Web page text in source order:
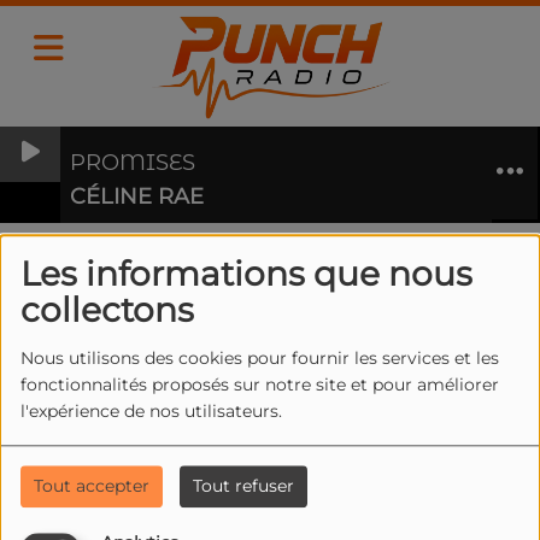
Les informations que nous
collectons
Nous utilisons des cookies pour fournir les services et les
fonctionnalités proposés sur notre site et pour améliorer
l'expérience de nos utilisateurs.
Tout accepter Tout refuser
PROMISES
CÉLINE RAE